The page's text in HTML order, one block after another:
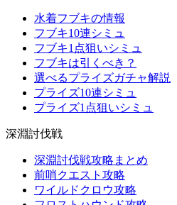
水着フブキの情報
フブキ10連シミュ
フブキ1点狙いシミュ
フブキは引くべき？
選べるプライズガチャ解説
プライズ10連シミュ
プライズ1点狙いシミュ
深淵討伐戦
深淵討伐戦攻略まとめ
前哨クエスト攻略
ワイルドクロウ攻略